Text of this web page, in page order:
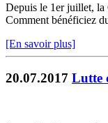
Depuis le 1er juillet, la
Comment bénéficiez
[En savoir plus]
20.07.2017 Lutte